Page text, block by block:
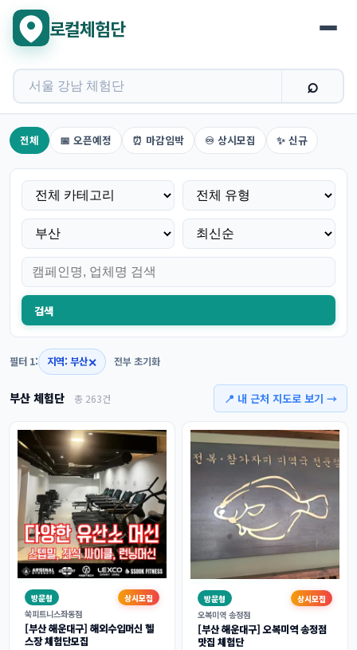
로컬체험단
지역 체험단 검색
전체 📅 오픈예정 ⏰ 마감임박 ♾️ 상시모집 ✨ 신규
검색
필터 1: 지역: 부산✕ 전부 초기화
부산 체험단 총 263건 📍 내 근처 지도로 보기 →
방문형
상시모집
쑥피트니스좌동점
[부산 해운대구] 해외수입머신 헬
스장 체험단모집
방문형
상시모집
오복미역 송정점
[부산 해운대구] 오복미역 송정점
맛집 체험단